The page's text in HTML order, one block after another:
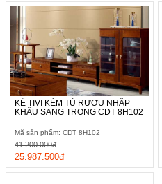
KỆ TIVI KÈM TỦ RƯỢU NHẬP
KHẨU SANG TRỌNG CDT 8H102
Mã sản phẩm: CDT 8H102
25.987.500đ
41.200.000đ